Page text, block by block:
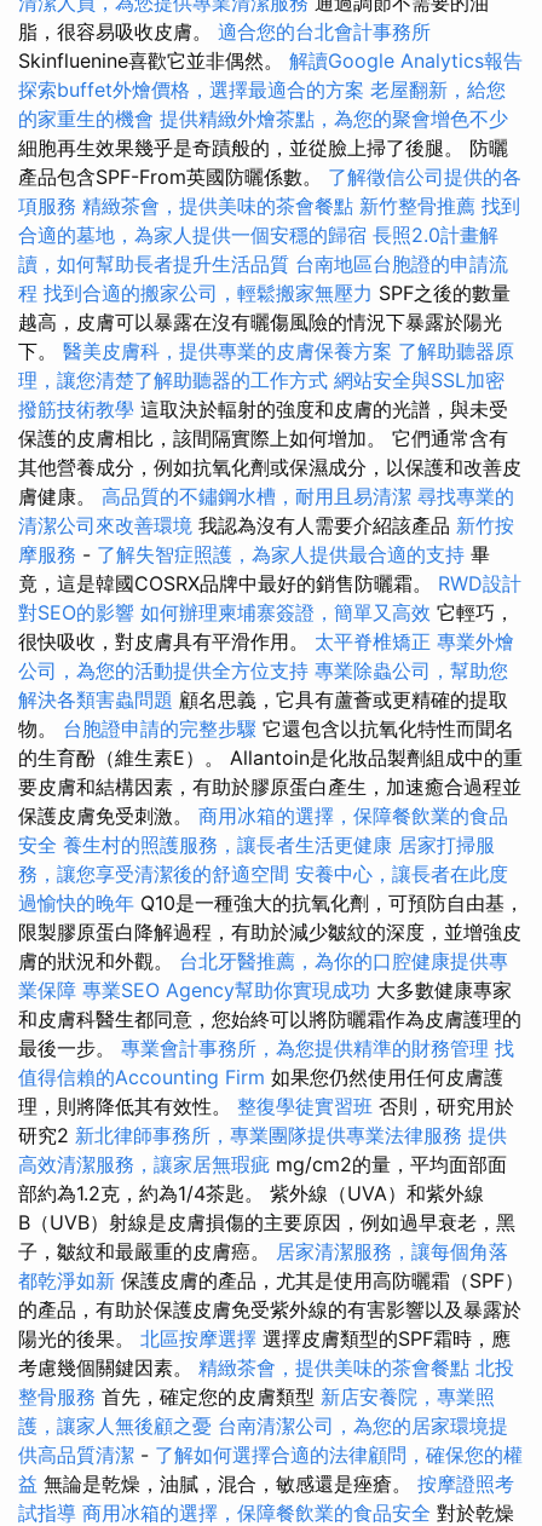
脂，很容易吸收皮膚。 適合您的台北會計事務所
Skinfluenine喜歡它並非偶然。 解讀Google Analytics報告
探索buffet外燴價格，選擇最適合的方案 老屋翻新，給您
的家重生的機會 提供精緻外燴茶點，為您的聚會增色不少
細胞再生效果幾乎是奇蹟般的，並從臉上掃了後腿。 防曬
產品包含SPF-From英國防曬係數。 了解徵信公司提供的各
項服務 精緻茶會，提供美味的茶會餐點 新竹整骨推薦 找到
合適的墓地，為家人提供一個安穩的歸宿 長照2.0計畫解
讀，如何幫助長者提升生活品質 台南地區台胞證的申請流
程 找到合適的搬家公司，輕鬆搬家無壓力 SPF之後的數量
越高，皮膚可以暴露在沒有曬傷風險的情況下暴露於陽光
下。 醫美皮膚科，提供專業的皮膚保養方案 了解助聽器原
理，讓您清楚了解助聽器的工作方式 網站安全與SSL加密
撥筋技術教學 這取決於輻射的強度和皮膚的光譜，與未受
保護的皮膚相比，該間隔實際上如何增加。 它們通常含有
其他營養成分，例如抗氧化劑或保濕成分，以保護和改善皮
膚健康。 高品質的不鏽鋼水槽，耐用且易清潔 尋找專業的
清潔公司來改善環境 我認為沒有人需要介紹該產品 新竹按
摩服務 - 了解失智症照護，為家人提供最合適的支持 畢
竟，這是韓國COSRX品牌中最好的銷售防曬霜。 RWD設計
對SEO的影響 如何辦理柬埔寨簽證，簡單又高效 它輕巧，
很快吸收，對皮膚具有平滑作用。 太平脊椎矯正 專業外燴
公司，為您的活動提供全方位支持 專業除蟲公司，幫助您
解決各類害蟲問題 顧名思義，它具有蘆薈或更精確的提取
物。 台胞證申請的完整步驟 它還包含以抗氧化特性而聞名
的生育酚（維生素E）。 Allantoin是化妝品製劑組成中的重
要皮膚和結構因素，有助於膠原蛋白產生，加速癒合過程並
保護皮膚免受刺激。 商用冰箱的選擇，保障餐飲業的食品
安全 養生村的照護服務，讓長者生活更健康 居家打掃服
務，讓您享受清潔後的舒適空間 安養中心，讓長者在此度
過愉快的晚年 Q10是一種強大的抗氧化劑，可預防自由基，
限製膠原蛋白降解過程，有助於減少皺紋的深度，並增強皮
膚的狀況和外觀。 台北牙醫推薦，為你的口腔健康提供專
業保障 專業SEO Agency幫助你實現成功 大多數健康專家
和皮膚科醫生都同意，您始終可以將防曬霜作為皮膚護理的
最後一步。 專業會計事務所，為您提供精準的財務管理 找
值得信賴的Accounting Firm 如果您仍然使用任何皮膚護
理，則將降低其有效性。 整復學徒實習班 否則，研究用於
研究2 新北律師事務所，專業團隊提供專業法律服務 提供
高效清潔服務，讓家居無瑕疵 mg/cm2的量，平均面部面
部約為1.2克，約為1/4茶匙。 紫外線（UVA）和紫外線
B（UVB）射線是皮膚損傷的主要原因，例如過早衰老，黑
子，皺紋和最嚴重的皮膚癌。 居家清潔服務，讓每個角落
都乾淨如新 保護皮膚的產品，尤其是使用高防曬霜（SPF）
的產品，有助於保護皮膚免受紫外線的有害影響以及暴露於
陽光的後果。 北區按摩選擇 選擇皮膚類型的SPF霜時，應
考慮幾個關鍵因素。 精緻茶會，提供美味的茶會餐點 北投
整骨服務 首先，確定您的皮膚類型 新店安養院，專業照
護，讓家人無後顧之憂 台南清潔公司，為您的居家環境提
供高品質清潔 - 了解如何選擇合適的法律顧問，確保您的權
益 無論是乾燥，油膩，混合，敏感還是痤瘡。 按摩證照考
試指導 商用冰箱的選擇，保障餐飲業的食品安全 對於乾燥